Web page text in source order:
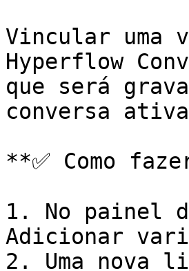
Vincular uma
Hyperflow
que será
conversa
**✅ Como
1. No painel
Adicionar
2. Uma nova